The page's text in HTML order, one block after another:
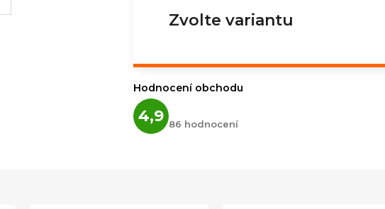
Zvolte variantu
Hodnocení obchodu
4,9 hodnocení
obchodu
86 hodnocení